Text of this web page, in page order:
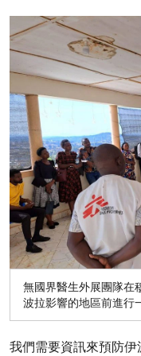
無國界醫生外展團隊
波拉影響的地區前進
我們需要資訊來預防